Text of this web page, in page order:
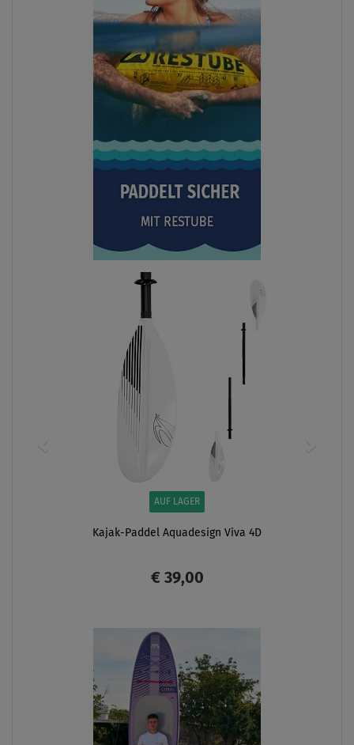
AUF LAGER
Kajak-Paddel Aquadesign Viva 4D
€ 39,00